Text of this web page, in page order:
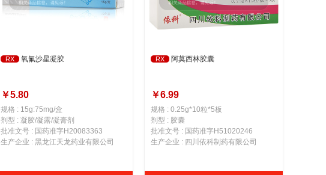
RX 氧氟沙星凝胶
￥5.80
规格 : 15g:75mg/盒
剂型 : 凝胶/凝露/凝膏剂
批准文号 : 国药准字H20083363
生产企业 : 黑龙江天龙药业有限公司
RX 阿莫西林胶囊
￥6.99
规格 : 0.25g*10粒*5板
剂型 : 胶囊
批准文号 : 国药准字H51020246
生产企业 : 四川依科制药有限公司